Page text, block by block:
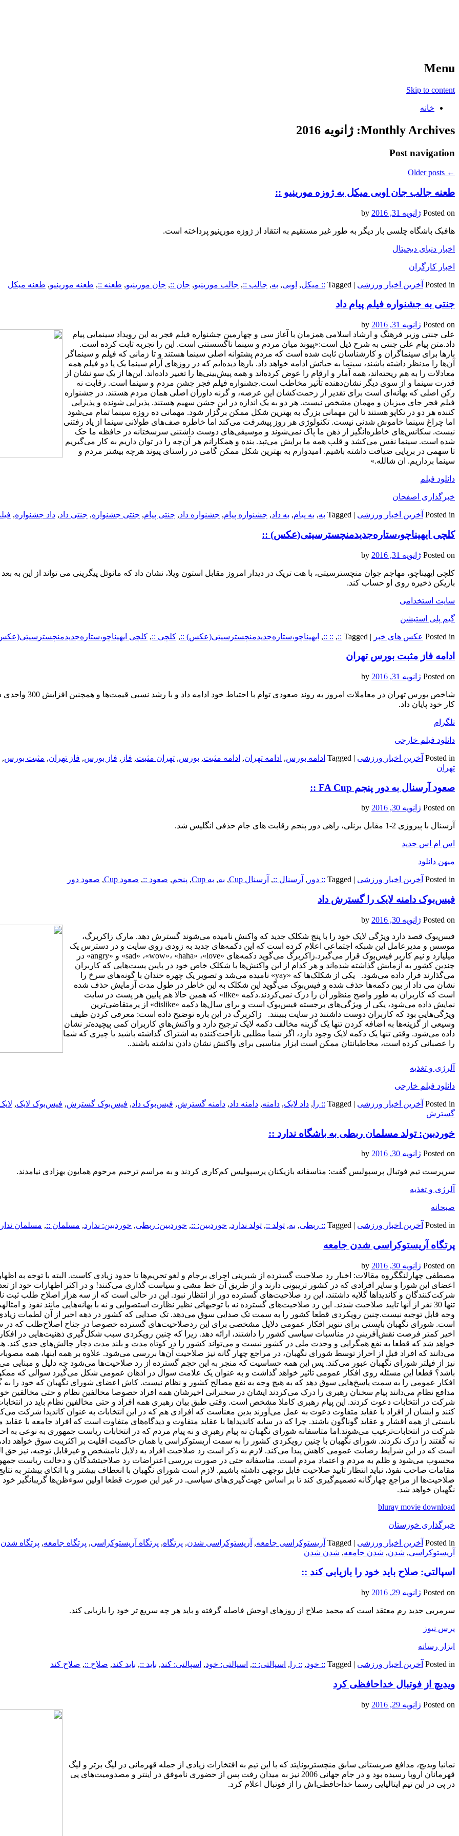
Menu
Skip to content
خانه
Monthly Archives: ژانویه 2016
Post navigation
←
طعنه جالب جان اوبی میکل به ژوزه مورینیو ::
Posted on ژانویه 31, 2016
هافبک باشگاه چلسی بار دیگر به طور غیر مستقیم به انتقاد از ژوزه مورینیو پرداخته است.
اخبار دنیای دیجیتال
اخبار کارگران
Posted in آخرین اخبار ورزشی |
Tagged :: میکل, اوبی, به, جالب ::, جالب مورینیو, جان ::, جان مورینیو, طعنه ::, طعنه مورینیو, طعنه میکل
جنتی به جشنواره فیلم پیام داد
Posted on ژانویه 31, 2016
علی جنتی وزیر فرهنگ و ارشاد اسلامی همزمان با آغاز سی و چهارمین جشنواره فیلم فجر به این رویداد سینمایی پیام
داد.متن پیام علی جنتی به شرح ذیل است:«پیوند میان مردم و سینما ناگسستنی است. این را تجربه ثابت کرده است.
بارها برای سینماگران و کارشناسان ثابت شده است که مردم پشتوانه اصلی سینما هستند و تا زمانی که فیلم و سینماگر
آن‌ها را مدنظر داشته باشند، سینما به حیاتش ادامه خواهد داد. بارها دیده‌ایم که در روزهای آرام سینما یک یا دو فیلم همه
معادلات را به هم ریخته‌اند، همه آمار و ارقام را عوض کرده‌اند و همه پیش‌بینی‌ها را تغییر داده‌اند. این‌ها از یک سو نشان از
قدرت سینما و از سوی دیگر نشان‌دهنده تأثیر مخاطب است.جشنواره فیلم فجر جشن مردم و سینما است. رقابت نه
رکن اصلی که بهانه‌ای است برای تقدیر از زحمت‌کشان این عرصه، و گرنه داوران اصلی همان مردم هستند. در جشنواره
فیلم فجر جای میزبان و مهمان مشخص نیست. هر دو به یک اندازه در این جشن سهیم هستند. پذیرایی ‌شونده و پذیرایی
‌‌کننده هر دو در تکاپو هستند تا این مهمانی بزرگ به بهترین شکل ممکن برگزار شود. مهمانی ده روزه سینما تمام می‌شود
اما چراغ سینما خاموش ‌شدنی نیست. تکنولوژی هر روز پیشرفت می‌کند اما خاطره صف‌های طولانی سینما از یاد رفتنی
نیست. سکانس‌های خاطره‌انگیز از ذهن ما پاک نمی‌‌شوند و موسیقی‌های دوست داشتنی سرسختانه در حافظه ما حک
شده است. سینما نفس می‌کشد و قلب همه ما برایش می‌تپد. بنده و همکارانم هر آن‌چه را در توان داریم به کار می‌گیریم
تا سهمی در برپایی ضیافت داشته باشیم. امیدوارم به بهترین شکل ممکن گامی در راستای پیوند هرچه بیشتر مردم و
سینما برداریم. ان شالله.»
دانلود فیلم
خبرگذاری اصفحان
Posted in آخرین اخبار ورزشی |
Tagged به, به پیام, به داد, جشنواره پیام, جشنواره داد, جنتی پیام, جنتی جشنواره, جنتی داد, داد جشنواره,
کلچی ایهیناچو،ستاره‌جدیدمنچسترسیتی(عکس) ::
Posted on ژانویه 31, 2016
کلچی ایهیناچو، مهاجم جوان منچسترسیتی، با هت تریک در دیدار امروز مقابل استون ویلا، نشان داد که مانوئل پیگرینی می تواند از این به
بازیکن ذخیره روی او حساب کند.
سایت استخدامی
گیم پلی استیشن
Posted in عکس های خبر |
Tagged
::
,
:: ::
, ایهیناچو،ستاره‌جدیدمنچسترسیتی(عکس) ::, کلچی ::, کلچی
ادامه فاز مثبت بورس تهران
Posted on ژانویه 31, 2016
شاخص بورس تهران در معاملات امروز به روند صعودی توام
کار خود پایان داد.
تلگرام
دانلود فیلم خارجی
Posted in آخرین اخبار ورزشی |
Tagged ادامه بورس, ادامه تهران, ادامه مثبت, بورس, تهران مثبت, فاز , فاز بورس, فاز تهران, مثبت بورس,
تهران
صعود آرسنال به دور پنجم FA Cup ::
Posted on ژانویه 30, 2016
آرسنال با پیروزی 2-1 مقابل برنلی، راهی دور پنجم رقابت های جام حذفی انگلیس شد.
اس ام اس جدید
میهن دانلود
Posted in آخرین اخبار ورزشی |
Tagged :: دور , آرسنال ::, آرسنال Cup , به, به Cup , پنجم, صعود ::, صعود Cup , صعود دور
فیس‌بوک دامنه لایک را گسترش داد
Posted on ژانویه 30, 2016
فیس‌بوک قصد دارد ویژگی لایک خود را با پنج شکلک جدید که واکنش نامیده می‌شوند گسترش دهد. مارک زاکربرگ،
موسس و مدیرعامل این شبکه اجتماعی اعلام کرده است که این دکمه‌های جدید به زودی روی سایت و در دسترس یک
میلیارد و نیم کاربر فیس‌بوک قرار می‌گیرد.زاکربرگ می‌گوید دکمه‌های «sad» ،«wow»، «haha» ،«love» و «angry» در
چندین کشور به آزمایش گذاشته‌ شده‌اند و هر کدام از این واکنش‌ها با شکلک خاص خود در پایین پست‌هایی که کاربران
می‌گذارند قرار داده می‌شود. یکی از شکلک‌ها که «yay» نامیده می‌شد و تصویر یک چهره خندان با گونه‌های سرخ را
نشان می داد از بین دکمه‌ها حذف شده و فیس‌بوک می‌گوید این شکلک به این خاطر در طول مدت آزمایش حذف شده
است که کاربران به طور واضح منظور آن را درک نمی‌کردند.دکمه «like» که همین حالا هم پایین هر پست در سایت
نمایش داده می‌شود، یکی از ویژگی‌های برجسته فیس‌بوک است و برای سال‌ها دکمه «dislike» از پرمتقاضی‌ترین
ویژگی‌هایی بود که کاربران دوست داشتند در سایت ببینند. زاکربرگ در این باره توضیح داده است:‌ معرفی کردن طیف
وسیعی از گزینه‌ها به اضافه کردن تنها یک گزینه مخالف دکمه لایک ترجیح دارد و واکنش‌های کاربران کمی پیچیده‌تر نشان
داده می‌شود. وقتی تنها یک دکمه لایک وجود دارد،‌ اگر شما مطلبی ناراحت‌کننده به اشتراک گذاشته باشید یا چیزی که شما
را عصبانی کرده است، مخاطبانتان ممکن است ابزار مناسبی برای واکنش نشان دادن نداشته باشند..
آلرژی و تغذیه
دانلود فیلم خارجی
Posted in آخرین اخبار ورزشی |
Tagged :: را , داد لایک, دامنه, دامنه داد, دامنه گسترش, فیس‌بوک داد, فیس‌بوک گسترش, فیس‌بوک لایک,
گسترش
خوردبین: تولد مسلمان ربطی به باشگاه ندارد ::
Posted on ژانویه 30, 2016
سرپرست تیم فوتبال پرسپولیس گفت: متاسفانه بازیکنان پرسپولیس کم‌کاری کردند و به مراسم ترحیم مرحوم همایون بهزادی نیامدند.
آلرژی و تغذیه
صبحانه
Posted in آخرین اخبار ورزشی |
Tagged :: ربطی, به, تولد ::, تولد ندارد, خوردبین: ::, خوردبین: ربطی, خوردبین: ندارد, مسلمان ::, مسلمان
پرتگاه آریستوکراسی شدن جامعه
Posted on ژانویه 30, 2016
مصطفی چهارلنگگروه مقالات: اخبار رد صلاحیت گسترده از شیرینی اجرای برجام و لغو تحریم‌ها تا حدود زیادی کاست. البته با توجه به
اعضای این شورا و سایر افرادی که در کشور‌ تریبونی دارند و از طریق آن خط مشی و سیاست ‌گذاری می‌کنند! و در اکثر اظهارات خود از
شرکت‌کنندگان و کاندیداها گلایه داشتند، این رد صلاحیت‌های گسترده دور از انتظار نبود. این در حالی است که از سه هزار اصلاح طلب ثبت
تنها 30 نفر از آنها تایید صلاحیت شدند. این رد صلاحیت‌های گسترده نه با توجیهاتی نظیر نظارت استصوابی و نه با بهانه‌هایی مانند نفوذ و
وجه قابل توجیه نیست.چنین رویکردی قطعا کشور را به سمت تک صدایی سوق می‌دهد. تک صدایی که کشور در دهه اخیر از آن لطمات
است. شورای نگهبان بایستی برای تنویر افکار عمومی دلایل مشخصی برای این ردصلاحیت‌های گسترده خصوصا در جناح اصلاح‌طلب که در
اخیر کمتر فرصت نقش‌آفرینی در مناسبات سیاسی کشور را داشتند، ارائه دهد. زیرا که چنین رویکردی سبب شکل‌گیری ذهنیت‌هایی در
خواهد شد که قطعا به نفع همگرایی و وحدت ملی در کشور نیست و می‌تواند کشور را در کوتاه مدت و بلند مدت دچار چالش‌های جدی کند.
می‌دانند که افراد قبل از احراز توسط شورای نگهبان، در مراجع چهار گانه نیز صلاحیت آن‌‌‌‌‌‌‌‌ها بررسی می‌شود. علاوه بر همه اینها، همه
نیز از فیلتر شورای نگهبان عبور می‌کند. پس این همه حساسیت که منجر به این حجم گسترده از رد صلاحیت‌ها می‌شود چه دلیل و مبنایی
باشد؟ قطعا این مسئله روی افکار عمومی تاثیر خواهد گذاشت و به عنوان یک علامت سوال در اذهان عمومی شکل می‌گیرد سوالی که
افکار عمومی را به سمت پاسخ‌هایی سوق دهد که به هیچ وجه به نفع مصالح کشور و نظام نیست. کاش اعضای شورای نگهبان که خود را به
مدافع نظام می‌دانند پیام سخنان رهبری را درک می‌کردند ایشان در سخنرانی اخیرشان همه افراد خصوصا مخالفین نظام و حتی مخالفین
شرکت در انتخابات دعوت کردند. این پیام رهبری کاملا مشخص است. وقتی طبق بیان رهبری همه افراد و حتی مخالفین نظام باید در
کنند و ایشان از افراد با عقاید متفاوت دعوت به عمل می‌آورند بدین معناست که افرادی هم که در این انتخابات به عنوان کاندیدا شرکت
بایستی از همه اقشار و عقاید گوناگون باشند. چرا که در سایه کاندیداها با عقاید متفاوت و دیدگاه‌های متفاوت است که افراد جامعه با عقاید
شرکت در انتخابات‌ترغیب می‌شوند.اما متاسفانه شورای نگهبان نه پیام رهبری و نه پیام مردم که در انتخابات ریاست جمهوری به نوعی به
نه گفتند را درک نکردند. شورای نگهبان با چنین رویکردی کشور را به سمت آریستوکراسی یا همان حاکمیت اقلیت بر اکثریت سوق خواهد
است که در این شرایط رضایت عمومی کاهش پیدا می‌کند. لازم به ذکر است رد صلاحیت افراد به دلایل نامشخص و غیرقابل توجیه، نیز حق
محسوب می‌شود و ظلم به مردم و اعتماد مردم است. متاسفانه حتی در صورت بررسی اعتراضات رد صلاحیتشدگان و دخالت ریاست
مقامات صاحب نفوذ، نباید انتظار تایید صلاحیت قابل توجهی داشته باشیم. لازم است شورای نگهبان با انعطاف بیشتر و با اتکای بیشتر به نتایج
صلاحیت‌ها از مراجع چهارگانه تصمیم‌گیری کند تا بر اساس جهت‌گیری‌های سیاسی. در غیر این صورت قطعا اولین سوء‌ظن‌ها گریبانگیر
نگهبان خواهد شد.
bluray movie download
خبرگذاری خوزستان
Posted in آخرین اخبار ورزشی |
Tagged آریستوکراسی جامعه, آریستوکراسی شدن, پرتگاه, پرتگاه آریستوکراسی, پرتگاه جامعه, پرتگاه شدن
آریستوکراسی, شدن, شدن جامعه, شدن شدن
اسپالتی: صلاح باید خود را بازیابی کند ::
Posted on ژانویه 29, 2016
سرمربی جدید رم معتقد است که محمد صلاح از روزهای اوجش فاصله گرفته و باید هر چه سریع تر خود را بازیابی کند.
پرس نیوز
ابزار رسانه
Posted in آخرین اخبار ورزشی |
Tagged :: خود, :: را , اسپالتی: ::, اسپالتی: خود, اسپالتی: کند, باید ::, باید کند, صلاح ::, صلاح کند
ویدیچ از فو‌تبا‌ل خداحافظی کرد
Posted on ژانویه 29, 2016
نمانیا ویدیچ، مدافع صربستانی سابق منچستریونایتد که با این تیم به افتخارات زیادی از جمله قهرمانی در لیگ برتر و لیگ
قهرمانان اروپا رسیده بود و در جا‌م جها‌نی 2006 نیز به میدان رفت پس از حضوری ناموفق در اینتر و مصدومیت‌های پی
در پی در این تیم ایتالیایی رسما خداحافظی‌اش را از فو‌تبا‌ل اعلام کرد.